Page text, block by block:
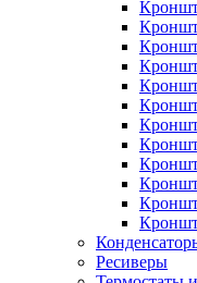
Ресиверы